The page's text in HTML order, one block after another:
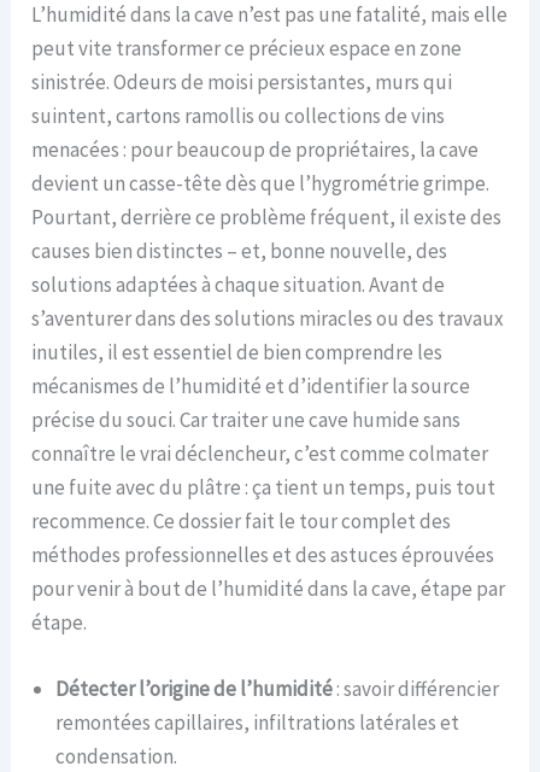
L’humidité dans la cave n’est pas une fatalité, mais elle
peut vite transformer ce précieux espace en zone
sinistrée. Odeurs de moisi persistantes, murs qui
suintent, cartons ramollis ou collections de vins
menacées : pour beaucoup de propriétaires, la cave
devient un casse-tête dès que l’hygrométrie grimpe.
Pourtant, derrière ce problème fréquent, il existe des
causes bien distinctes – et, bonne nouvelle, des
solutions adaptées à chaque situation. Avant de
s’aventurer dans des solutions miracles ou des travaux
inutiles, il est essentiel de bien comprendre les
mécanismes de l’humidité et d’identifier la source
précise du souci. Car traiter une cave humide sans
connaître le vrai déclencheur, c’est comme colmater
une fuite avec du plâtre : ça tient un temps, puis tout
recommence. Ce dossier fait le tour complet des
méthodes professionnelles et des astuces éprouvées
pour venir à bout de l’humidité dans la cave, étape par
étape.
Détecter l’origine de l’humidité: savoir différencier
remontées capillaires, infiltrations latérales et
condensation.